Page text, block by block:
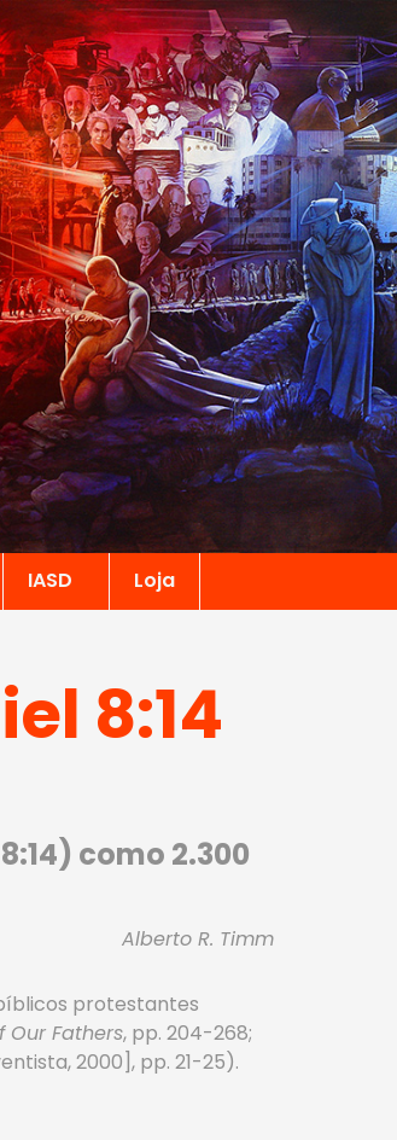
IASD Loja
8:14
como 2.300
Alberto R. Timm
protestantes
Our Fathers, pp. 204-268;
2000], pp. 21-25).